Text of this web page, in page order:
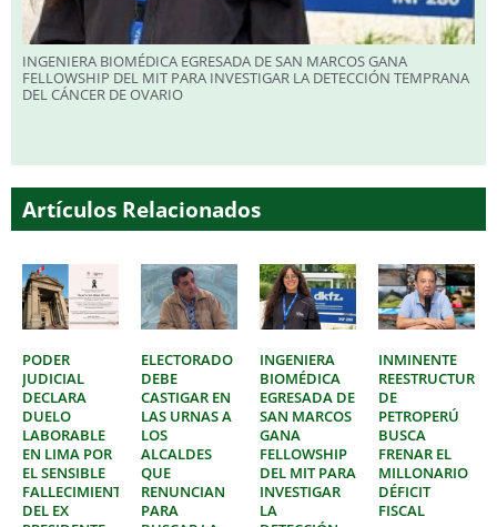
INGENIERA BIOMÉDICA EGRESADA DE SAN MARCOS GANA
FELLOWSHIP DEL MIT PARA INVESTIGAR LA DETECCIÓN TEMPRANA
DEL CÁNCER DE OVARIO
Artículos Relacionados
PODER
JUDICIAL
DECLARA
DUELO
LABORABLE
EN LIMA POR
EL SENSIBLE
FALLECIMIENTO
DEL EX
ELECTORADO
DEBE
CASTIGAR EN
LAS URNAS A
LOS
ALCALDES
QUE
RENUNCIAN
PARA
INGENIERA
BIOMÉDICA
EGRESADA DE
SAN MARCOS
GANA
FELLOWSHIP
DEL MIT PARA
INVESTIGAR
LA
INMINENTE
DE
PETROPERÚ
BUSCA
FRENAR EL
MILLONARIO
DÉFICIT
FISCAL